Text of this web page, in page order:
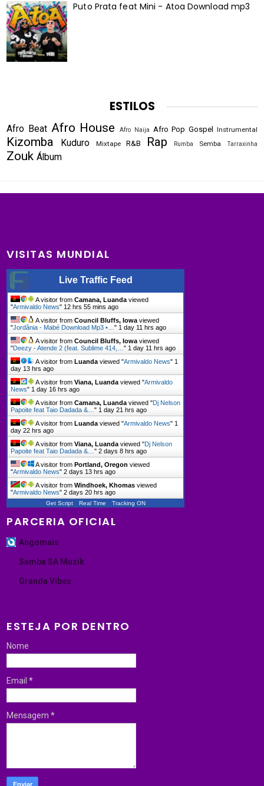
Puto Prata feat Mini - Atoa Download mp3
ESTILOS
Afro Beat Afro House Afro Naija Afro Pop Gospel Instrumental
Kizomba Kuduro Mixtape R&B Rap Rumba Semba Tarraxinha
Zouk Álbum
VISITAS MUNDIAL
Live Traffic Feed
A visitor fromCamana, Luanda viewed
"Armivaldo News" 12 hrs 55 mins ago
A visitor fromCouncil Bluffs, Iowa viewed
"Jordânia - Mabé Download Mp3 •…" 1 day 11 hrs ago
A visitor fromCouncil Bluffs, Iowa viewed
"Deezy - Atende 2 (feat. Sublime 414,…" 1 day 11 hrs ago
A visitor fromLuanda viewed "Armivaldo News" 1
day 13 hrs ago
A visitor fromViana, Luanda viewed "Armivaldo
News" 1 day 16 hrs ago
A visitor fromCamana, Luanda viewed "Dj Nelson
Papoite feat Taio Dadada &…" 1 day 21 hrs ago
A visitor fromLuanda viewed "Armivaldo News" 1
day 22 hrs ago
A visitor fromViana, Luanda viewed "Dj Nelson
Papoite feat Taio Dadada &…"2 days 8 hrs ago
A visitor fromPortland, Oregon viewed
"Armivaldo News"2 days 13 hrs ago
A visitor fromWindhoek, Khomas viewed
"Armivaldo News"2 days 20 hrs ago
Get Script Real Time Tracking ON
PARCERIA OFICIAL
Angomais
Samba SA Muzik
Granda Vibes
ESTEJA POR DENTRO
Nome
Email*
Mensagem*